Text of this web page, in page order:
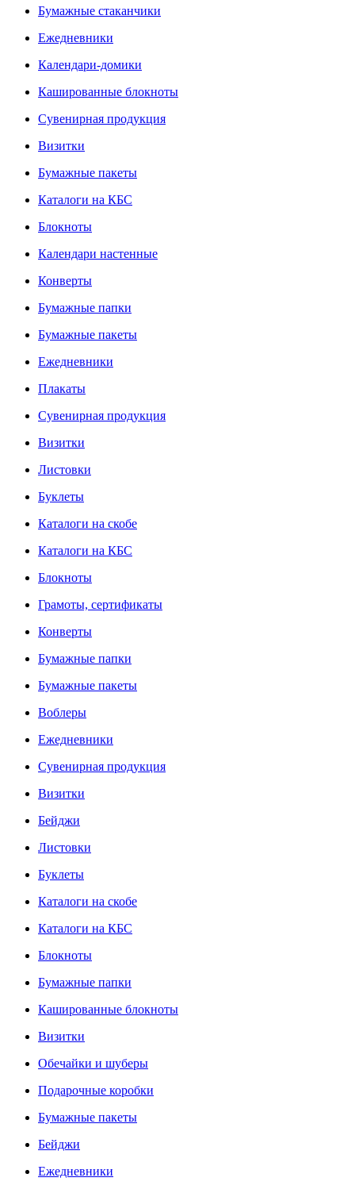
Бумажные стаканчики
Ежедневники
Календари-домики
Кашированные блокноты
Сувенирная продукция
Визитки
Бумажные пакеты
Каталоги на КБС
Блокноты
Календари настенные
Конверты
Бумажные папки
Бумажные пакеты
Ежедневники
Плакаты
Сувенирная продукция
Визитки
Листовки
Буклеты
Каталоги на скобе
Каталоги на КБС
Блокноты
Грамоты, сертификаты
Конверты
Бумажные папки
Бумажные пакеты
Воблеры
Ежедневники
Сувенирная продукция
Визитки
Бейджи
Листовки
Буклеты
Каталоги на скобе
Каталоги на КБС
Блокноты
Бумажные папки
Кашированные блокноты
Визитки
Обечайки и шуберы
Подарочные коробки
Бумажные пакеты
Бейджи
Ежедневники